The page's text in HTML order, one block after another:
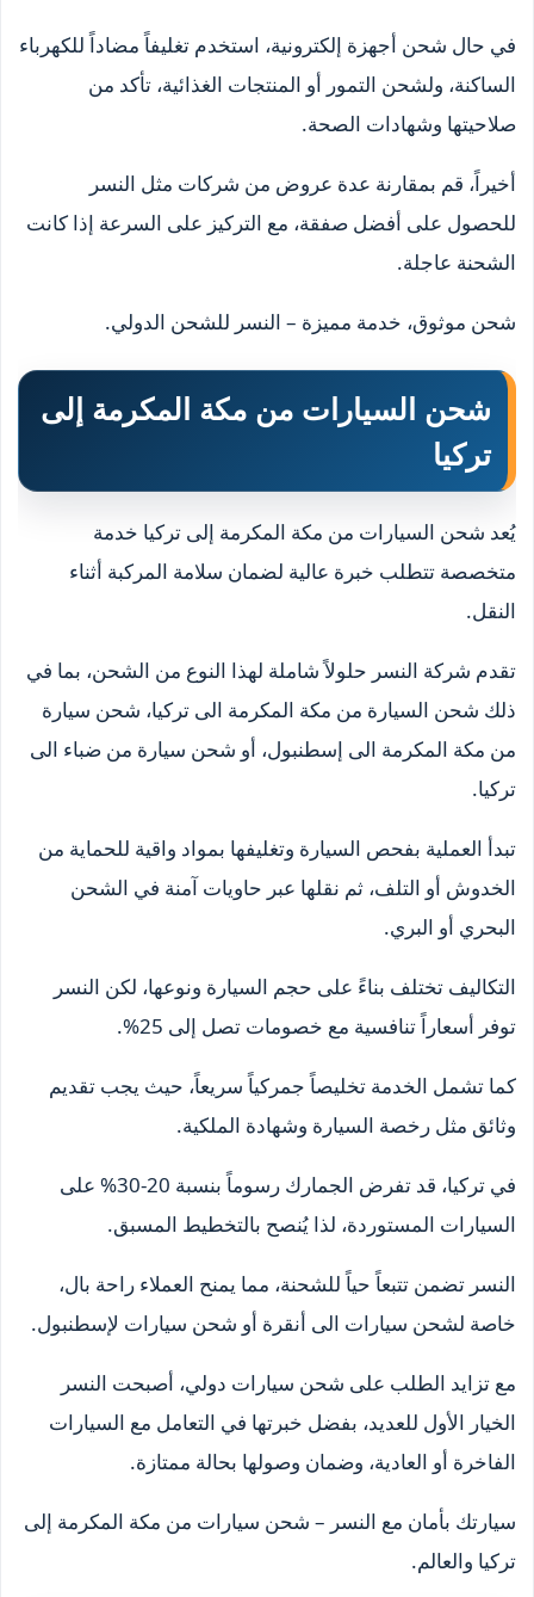
في حال شحن أجهزة إلكترونية، استخدم تغليفاً مضاداً للكهرباء
الساكنة، ولشحن التمور أو المنتجات الغذائية، تأكد من
صلاحيتها وشهادات الصحة.
أخيراً، قم بمقارنة عدة عروض من شركات مثل النسر
للحصول على أفضل صفقة، مع التركيز على السرعة إذا كانت
الشحنة عاجلة.
شحن موثوق، خدمة مميزة – النسر للشحن الدولي.
شحن السيارات من مكة المكرمة إلى
تركيا
يُعد شحن السيارات من مكة المكرمة إلى تركيا خدمة
متخصصة تتطلب خبرة عالية لضمان سلامة المركبة أثناء
النقل.
تقدم شركة النسر حلولاً شاملة لهذا النوع من الشحن، بما في
ذلك شحن السيارة من مكة المكرمة الى تركيا، شحن سيارة
من مكة المكرمة الى إسطنبول، أو شحن سيارة من ضباء الى
تركيا.
تبدأ العملية بفحص السيارة وتغليفها بمواد واقية للحماية من
الخدوش أو التلف، ثم نقلها عبر حاويات آمنة في الشحن
البحري أو البري.
التكاليف تختلف بناءً على حجم السيارة ونوعها، لكن النسر
توفر أسعاراً تنافسية مع خصومات تصل إلى 25%.
كما تشمل الخدمة تخليصاً جمركياً سريعاً، حيث يجب تقديم
وثائق مثل رخصة السيارة وشهادة الملكية.
في تركيا، قد تفرض الجمارك رسوماً بنسبة 20-30% على
السيارات المستوردة، لذا يُنصح بالتخطيط المسبق.
النسر تضمن تتبعاً حياً للشحنة، مما يمنح العملاء راحة بال،
خاصة لشحن سيارات الى أنقرة أو شحن سيارات لإسطنبول.
مع تزايد الطلب على شحن سيارات دولي، أصبحت النسر
الخيار الأول للعديد، بفضل خبرتها في التعامل مع السيارات
الفاخرة أو العادية، وضمان وصولها بحالة ممتازة.
سيارتك بأمان مع النسر – شحن سيارات من مكة المكرمة إلى
تركيا والعالم.